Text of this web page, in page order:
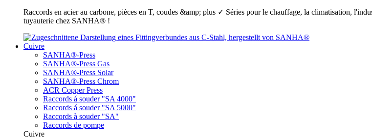
Raccords en acier au carbone, pièces en T, coudes &amp; plus ✓ Séries pour le chauffage, la climatisation,
tuyauterie chez SANHA® !
Cuivre
SANHA®-Press
SANHA®-Press Gas
SANHA®-Press Solar
SANHA®-Press Chrom
ACR Copper Press
Raccords á souder "SA 4000"
Raccords á souder "SA 5000"
Raccords à souder "SA"
Raccords de pompe
Cuivre